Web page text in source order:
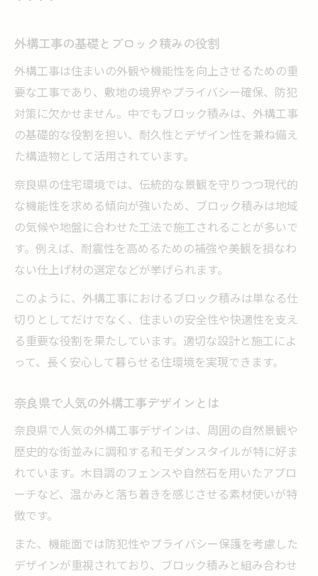
理由
外構工事とブロック積みの組み合わせの効
果
住まいの快適性を高める外構工事の工夫
高品質な外構工事が生む快適な生活空間
高品質な外構工事が生活を豊かにする理由
外構工事で叶える快適な住まい空間設計
ブロック積みと外構工事の品質の見極め方
快適な暮らしを支える外構工事の工夫
外構工事で実現する機能的な庭づくり
奈良県でブロック積み外構を成功させるコツ
外構工事の成功には業者選びが重要
ブロック積み外構工事の見積もり比較法
奈良県の外構工事で失敗しない方法
外構工事の契約前に確認したい注意点
予算とデザイン両立の外構ポイント徹底解説
外構工事で予算内に収めるための工夫
ブロック積み外構のコストダウン方法
予算管理に役立つ外構工事のポイント集
外構工事の費用とデザインを両立する秘訣
外構工事の基礎とブロック積みの役割
外構工事は住まいの外観や機能性を向上させるための重
要な工事であり、敷地の境界やプライバシー確保、防犯
対策に欠かせません。中でもブロック積みは、外構工事
の基礎的な役割を担い、耐久性とデザイン性を兼ね備え
た構造物として活用されています。
奈良県の住宅環境では、伝統的な景観を守りつつ現代的
な機能性を求める傾向が強いため、ブロック積みは地域
の気候や地盤に合わせた工法で施工されることが多いで
す。例えば、耐震性を高めるための補強や美観を損なわ
ない仕上げ材の選定などが挙げられます。
このように、外構工事におけるブロック積みは単なる仕
切りとしてだけでなく、住まいの安全性や快適性を支え
る重要な役割を果たしています。適切な設計と施工によ
って、長く安心して暮らせる住環境を実現できます。
奈良県で人気の外構工事デザインとは
奈良県で人気の外構工事デザインは、周囲の自然景観や
歴史的な街並みに調和する和モダンスタイルが特に好ま
れています。木目調のフェンスや自然石を用いたアプロ
ーチなど、温かみと落ち着きを感じさせる素材使いが特
徴です。
また、機能面では防犯性やプライバシー保護を考慮した
デザインが重視されており、ブロック積みと組み合わせ